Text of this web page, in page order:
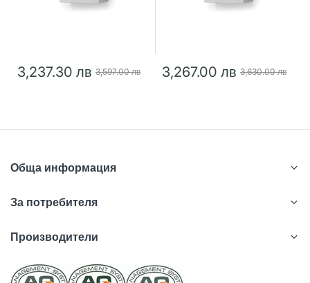
3,237.30 лв 3,597.00 лв 3,267.00 лв 3,630.00 лв
Обща информация
За потребителя
Производители